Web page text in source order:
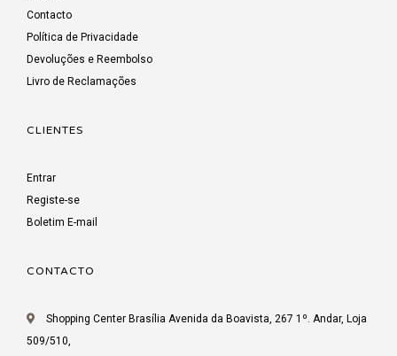
Contacto
Política de Privacidade
Devoluções e Reembolso
Livro de Reclamações
CLIENTES
Entrar
Registe-se
Boletim E-mail
CONTACTO
Shopping Center Brasília Avenida da Boavista, 267 1º. Andar, Loja
509/510,